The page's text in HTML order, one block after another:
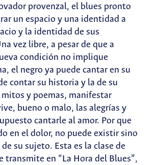
provenzal, el blues pronto
un espacio y una identidad a
y la identidad de sus
vez libre, a pesar de que a
condición no implique
el negro ya puede cantar en su
contar su historia y la de su
y poemas, manifestar
bueno o malo, las alegrías y
cantarle al amor. Por que
en el dolor, no puede existir sino
su sujeto. Esta es la clase de
transmite en “La Hora del Blues”,